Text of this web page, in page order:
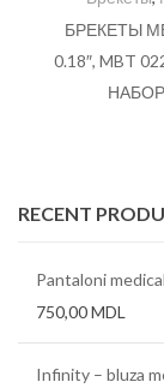
БРЕКЕТЫ
0.18″, MBT
RECENT
Pantaloni
750,00MDL
Infinity – bluza